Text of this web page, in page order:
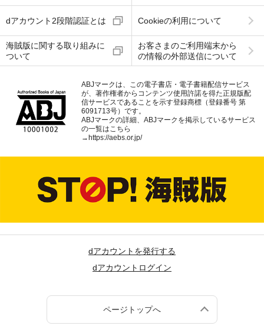
dアカウント2段階認証とは Cookieの利用について
海賊版に関する取り組みに
ついて
お客さまのご利用端末から
の情報の外部送信について
ABJマークは、この電子書店・電子書籍配信サービス
が、著作権者からコンテンツ使用許諾を得た正規版配
信サービスであることを示す登録商標（登録番号 第
6091713号）です。
ABJマークの詳細、ABJマークを掲示しているサービス
の一覧はこちら
→https://aebs.or.jp/
dアカウントを発行する
dアカウントログイン
ページトップへ